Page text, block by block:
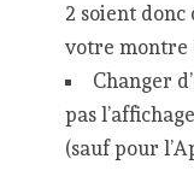
2 soient
votre montre
Changer
pas
(sauf pour